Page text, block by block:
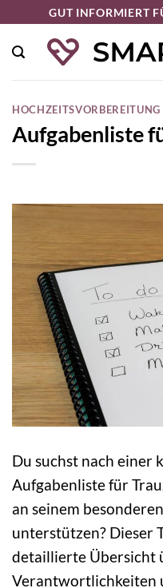
springen
GUT INFORMIERT
HOCHZEITSVORBEREITUNG
Aufgabenliste
Du suchst nach einer
Aufgabenliste für
an seinem
unterstützen? Dieser
detaillierte Übersicht
Verantwortlichkeiten